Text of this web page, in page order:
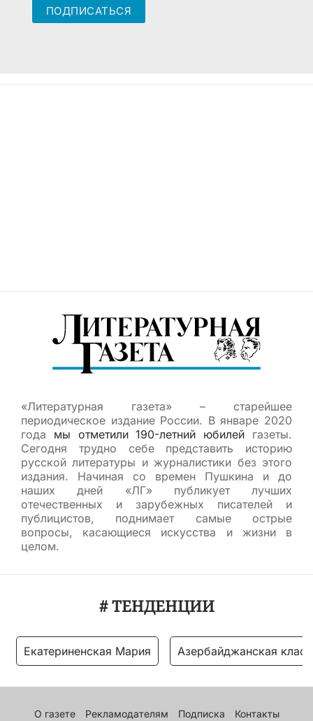
«Литературная газета» – старейшее
периодическое издание России. В январе 2020
года мы отметили 190-летний юбилей газеты.
Сегодня трудно себе представить историю
русской литературы и журналистики без этого
издания. Начиная со времен Пушкина и до
наших дней «ЛГ» публикует лучших
отечественных и зарубежных писателей и
публицистов, поднимает самые острые
вопросы, касающиеся искусства и жизни в
целом.
# ТЕНДЕНЦИИ
Екатериненская Мария Азербайджанская
О газете Рекламодателям Подписка Контакты